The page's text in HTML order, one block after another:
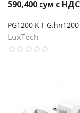
590,400 сум с НДС
LuxTech